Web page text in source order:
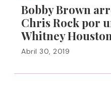
Bobby Brown
Chris Rock por
Whitney
Abril 30, 2019